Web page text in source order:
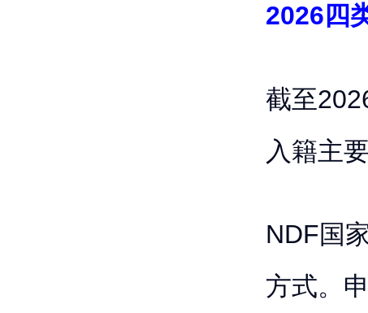
2026四
截至
入籍主
NDF国
方式。